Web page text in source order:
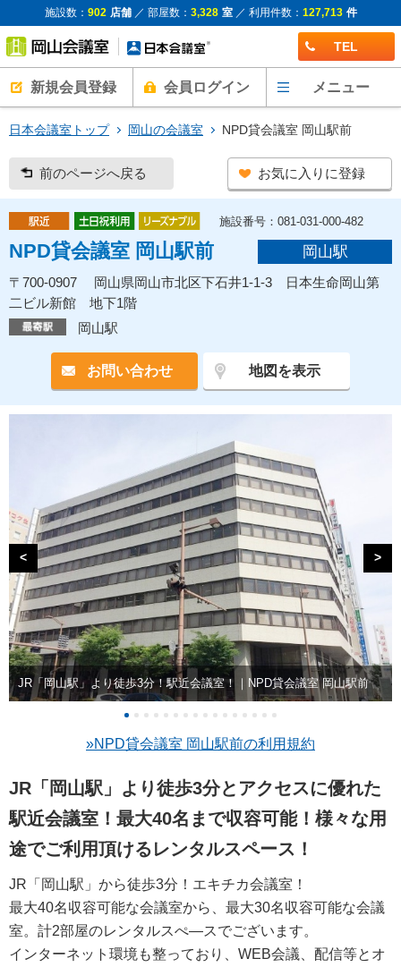
施設数： 902 店舗／ 部屋数： 3,328 室／ 利用件数： 127,713 件
TEL
新規会員登録 会員ログイン メニュー
日本会議室トップ 岡山の会議室 NPD貸会議室 岡山駅前
前のページへ戻る お気に入りに登録
施設番号：081-031-000-482
NPD貸会議室 岡山駅前 岡山駅
〒700-0907 岡山県岡山市北区下石井1-1-3 日本生命岡山第
二ビル新館 地下1階
岡山駅
お問い合わせ 地図を表示
JR「岡山駅」より徒歩3分！駅近会議室！｜NPD貸会議室 岡山駅前
< >
»NPD貸会議室 岡山駅前の利用規約
JR「岡山駅」より徒歩3分とアクセスに優れた
駅近会議室！最大40名まで収容可能！様々な用
途でご利用頂けるレンタルスペース！
JR「岡山駅」から徒歩3分！エキチカ会議室！
最大40名収容可能な会議室から、最大30名収容可能な会議
室。計2部屋のレンタルスぺ―スでございます。
インターネット環境も整っており、WEB会議、配信等とオ